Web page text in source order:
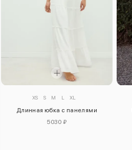
XS S M L XL
Длинная юбка с панелями
5030 ₽